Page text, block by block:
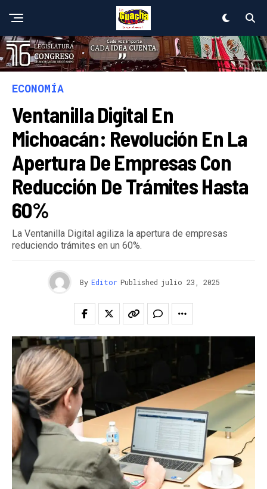
ECONOMÍA
Ventanilla Digital En
Michoacán: Revolución En La
Apertura De Empresas Con
Reducción De Trámites Hasta
60%
La Ventanilla Digital agiliza la apertura de empresas
reduciendo trámites en un 60%.
By Editor Published julio 23, 2025